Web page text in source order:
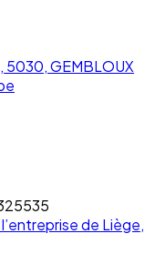
5030, GEMBLOUX
de Liège,